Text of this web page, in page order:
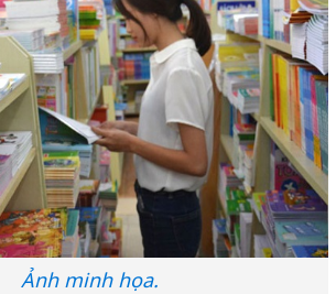
Ảnh minh họa.